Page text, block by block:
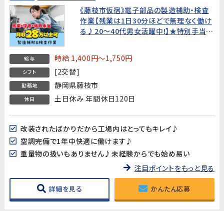
《藤枝市仮宿》電子部品の製造補助・検査
作業【残業は1日30分ほどで無理なく働け
る♪20～40代男女活躍中!】★特別手当あ
給与 時給 1,400円～1,750円
シフト [2交替]
勤務地 静岡県藤枝市
休日 土日休み 年間休日120日
改装されたばかりだから工場内はとってもキレイ♪
空調完備で1年中快適に働けます♪
重量物の扱いもありません♪未経験からでも始め易い
注目ポイントをもっと見る
詳細を見る かんたん応募